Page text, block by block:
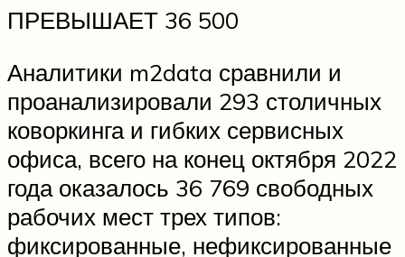
ПРЕВЫШАЕТ 36 500
Аналитики m2data сравнили и
проанализировали 293 столичных
коворкинга и гибких сервисных
офиса, всего на конец октября 2022
года оказалось 36 769 свободных
рабочих мест трех типов:
фиксированные, нефиксированные